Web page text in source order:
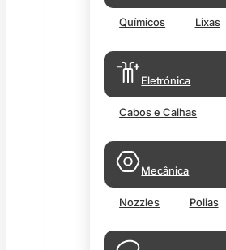
Químicos Lixas
Eletrónica
Cabos e Calhas
Mecânica
Nozzles Polias